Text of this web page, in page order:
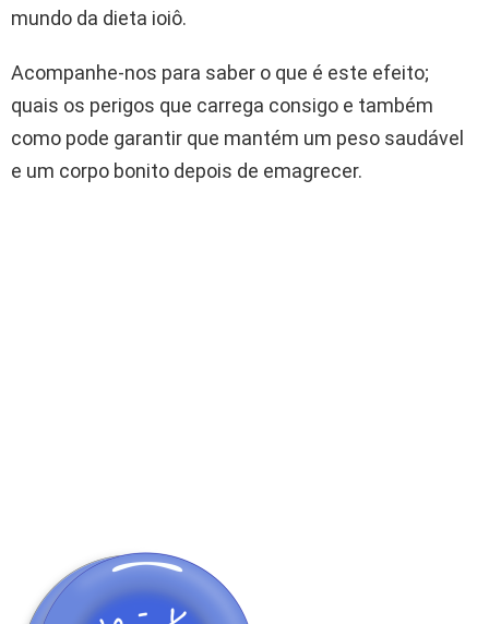
mundo da dieta ioiô.
Acompanhe-nos para saber o que é este efeito;
quais os perigos que carrega consigo e também
como pode garantir que mantém um peso saudável
e um corpo bonito depois de emagrecer.